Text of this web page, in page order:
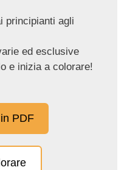
principianti agli
ed esclusive
e inizia a colorare!
PDF